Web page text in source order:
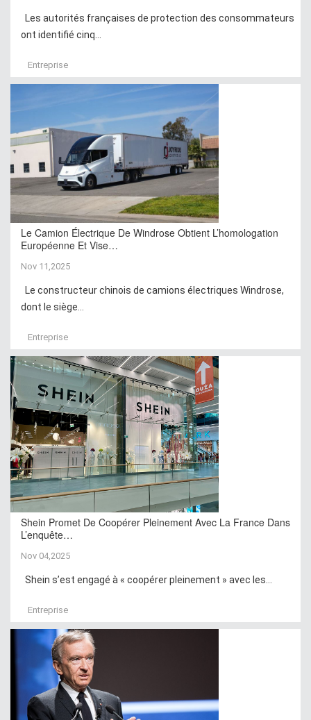
Les autorités françaises de protection des consommateurs
ont identifié cinq...
Entreprise
Le Camion Électrique De Windrose Obtient L’homologation
Européenne Et Vise…
Nov 11,2025
Le constructeur chinois de camions électriques Windrose,
dont le siège...
Entreprise
Shein Promet De Coopérer Pleinement Avec La France Dans
L’enquête…
Nov 04,2025
Shein s’est engagé à « coopérer pleinement » avec les...
Entreprise